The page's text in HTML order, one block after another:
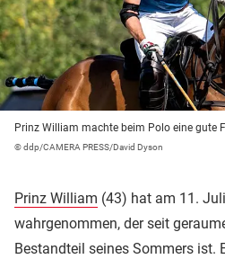
Prinz William machte beim Polo eine gute
© ddp/CAMERA PRESS/David Dyson
Prinz William (43) hat am 11.
wahrgenommen, der seit
Bestandteil seines Sommers ist.